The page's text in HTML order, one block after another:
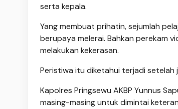
serta kepala.
Yang membuat prihatin, sejumlah
berupaya melerai. Bahkan perekam
melakukan kekerasan.
Peristiwa itu diketahui terjadi setelah
Kapolres Pringsewu AKBP Yunnus
masing-masing untuk dimintai